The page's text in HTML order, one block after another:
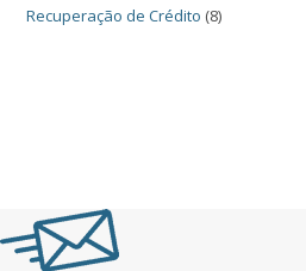
Recuperação de Crédito (8)